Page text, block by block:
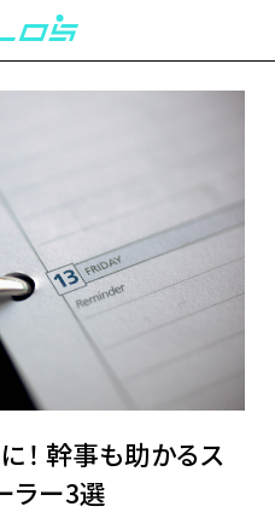
！ 幹事も助かるス
ラー3選